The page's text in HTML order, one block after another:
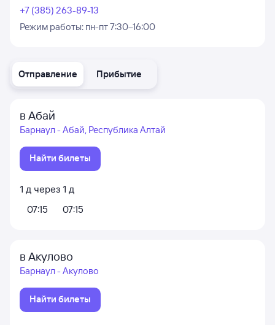
Отправление Прибытие
в Абай
Барнаул - Абай, Республика Алтай
Найти билеты
1 д через 1 д
07:15
07:15
в Акулово
Барнаул - Акулово
Найти билеты
+7 (385) 263-89-13
Режим работы: пн-пт 7:30–16:00